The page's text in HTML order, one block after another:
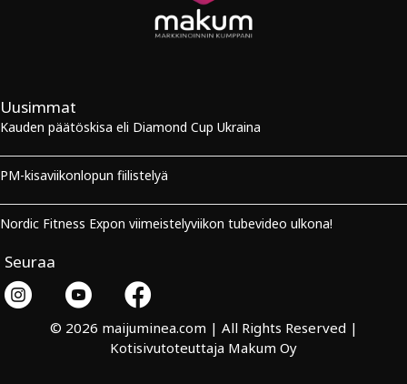
Uusimmat
Kauden päätöskisa eli Diamond Cup Ukraina
PM-kisaviikonlopun fiilistelyä
Nordic Fitness Expon viimeistelyviikon tubevideo ulkona!
Seuraa
© 2026 maijuminea.com | All Rights Reserved |
Kotisivutoteuttaja Makum Oy